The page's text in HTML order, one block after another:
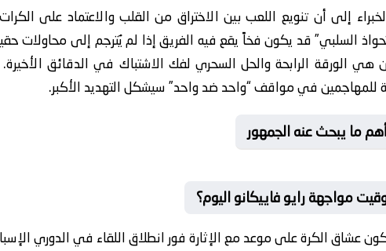
إلى أن تنويع اللعب بين الاختراق من القلب والاعتماد على
السلبي” قد يكون فخاً يقع فيه الفريق إذا لم يُترجم إلى محاولات
هي الورقة الرابحة والحل السحري لفك الاشتباك في الدقائق
للمهاجمين في مواقف “واحد ضد واحد” سيشكل التهديد الأكبر.
ما يبحث عنه الجمهور
مواجهة رايو فاييكانو اليوم؟
عشاق الكرة على موعد مع الإثارة فور انطلاق اللقاء في الدوري